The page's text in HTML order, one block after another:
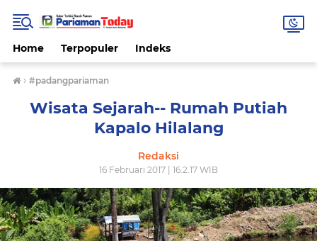
Home Terpopuler Indeks
› #padangpariaman
Wisata Sejarah-- Rumah Putiah
Kapalo Hilalang
Redaksi
16 Februari 2017 | 16.2.17 WIB